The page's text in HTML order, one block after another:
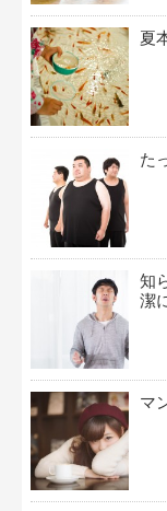
夏
た
知
潔
マ